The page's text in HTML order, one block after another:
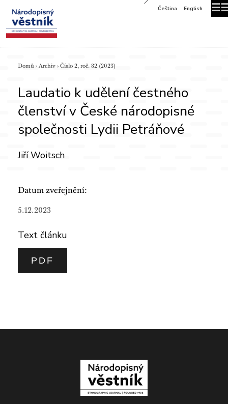
☰
Čeština English
Domů › Archiv › Číslo 2, roč. 82 (2023)
Laudatio k udělení čestného
členství v České národopisné
společnosti Lydii Petráňové
Jiří Woitsch
Datum zveřejnění:
5.12.2023
Text článku
PDF